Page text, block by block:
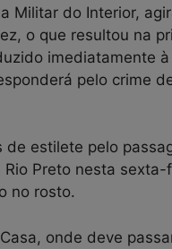
Militar do Interior,
o que resultou na
imediatamente
pelo crime
estilete pelo
Preto nesta sexta-
no rosto.
onde deve